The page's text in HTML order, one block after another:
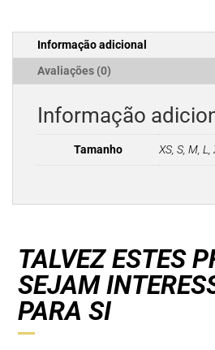
Matt
Black-
White-
Gold
Informação adicional
Avaliações (0)
Informação
Tamanho XS, S, M, L,
TALVEZ ESTES
SEJAM
PARA SI